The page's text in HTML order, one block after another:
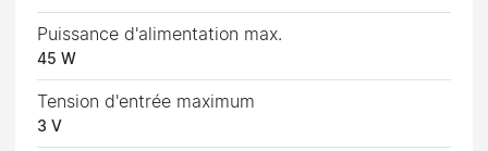
Puissance d'alimentation max.
45 W
Tension d'entrée maximum
3 V